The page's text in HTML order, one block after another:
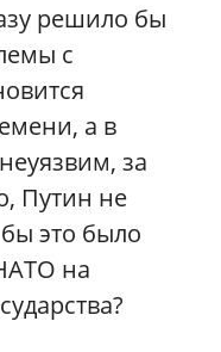
решило бы
с
а в
за
Путин не
это было
на